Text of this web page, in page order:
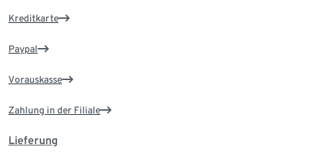
Kreditkarte
Paypal
Vorauskasse
Zahlung in der Filiale
Lieferung